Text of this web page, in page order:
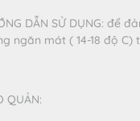
DẪN SỬ DỤNG: để
ngăn mát ( 14-18 độ C)
QUẢN: